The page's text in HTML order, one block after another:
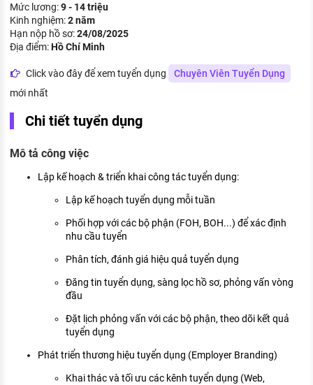
CÔNG TY
Nhà tuyển dụng hàng đầu
Mẫu CV đơn giản
Bảo hiểm và phúc lợi
Thuế thu nhập
Hồ sơ biểu mẫu
Tử vi nghề nghiệp
Đặc trưng từng nghề
Xu hướng việc làm
XÂY DỰNG VÀ PHÁT TRIỂN ĐỘI NGŨ
TUYỂN DỤNG VIỆC LÀM
Mức lương:9 - 14 triệu
Kinh nghiệm:2 năm
Hạn nộp hồ sơ:24/08/2025
Địa điểm:Hồ Chí Minh
Click vào đây để xem tuyển dụng
Chuyên Viên Tuyển Dụng
mới nhất
Chi tiết tuyển dụng
Mô tả công việc
Lập kế hoạch & triển khai công tác tuyển dụng:
Lập kế hoạch tuyển dụng mỗi tuần
Phối hợp với các bộ phận (FOH, BOH...) để xác định
nhu cầu tuyển
Phân tích, đánh giá hiệu quả tuyển dụng
Đăng tin tuyển dụng, sàng lọc hồ sơ, phỏng vấn vòng
đầu
Đặt lịch phỏng vấn với các bộ phận, theo dõi kết quả
tuyển dụng
Phát triển thương hiệu tuyển dụng (Employer Branding)
Khai thác và tối ưu các kênh tuyển dụng (Web,